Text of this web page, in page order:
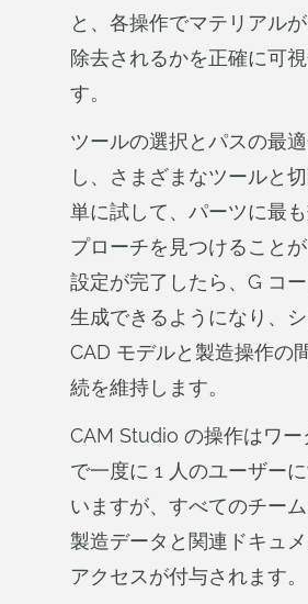
と、各操作でマテリアル
除去されるかを正確に可
す。
ツールの選択とパスの最
し、さまざまなツールと
単に試して、パーツに最
プローチを見つけることが
設定が完了したら、G コ
生成できるようになり、
CAD モデルと製造操作の
続を維持します。
CAM Studio の操作はワー
で一度に 1 人のユーザー
いますが、すべてのチー
製造データと関連ドキュ
アクセスが付与されます。